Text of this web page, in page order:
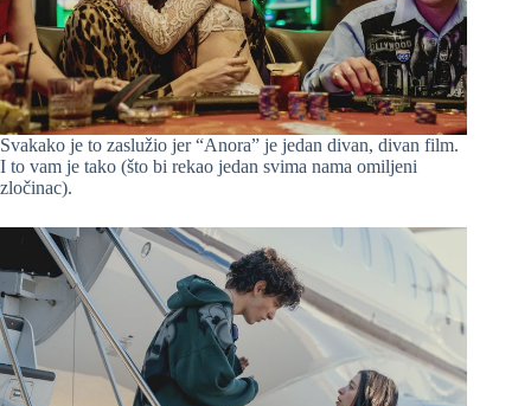
Svakako je to zaslužio jer “Anora” je jedan divan, divan film.
I to vam je tako (što bi rekao jedan svima nama omiljeni
zločinac).